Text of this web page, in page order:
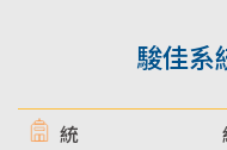
駿佳系
統 編